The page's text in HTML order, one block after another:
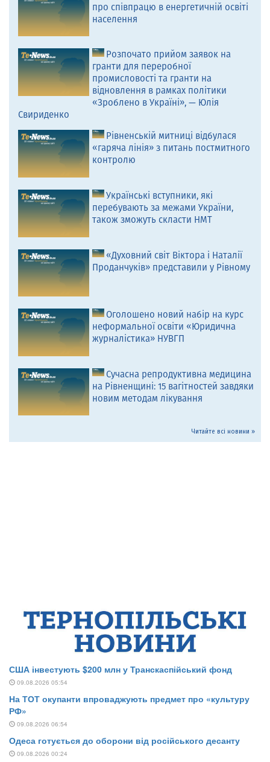
про співпрацю в енергетичній освіті
населення
Розпочато прийом заявок на
гранти для переробної
промисловості та гранти на
відновлення в рамках політики
«Зроблено в Україні», — Юлія
Свириденко
Рівненській митниці відбулася
«гаряча лінія» з питань постмитного
контролю
Українські вступники, які
перебувають за межами України,
також зможуть скласти НМТ
«Духовний світ Віктора і Наталії
Проданчуків» представили у Рівному
Оголошено новий набір на курс
неформальної освіти «Юридична
журналістика» НУВГП
Сучасна репродуктивна медицина
на Рівненщині: 15 вагітностей завдяки
новим методам лікування
Читайте всі новини »